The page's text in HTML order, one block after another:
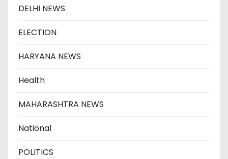
DELHI NEWS
ELECTION
HARYANA NEWS
Health
MAHARASHTRA NEWS
National
POLITICS